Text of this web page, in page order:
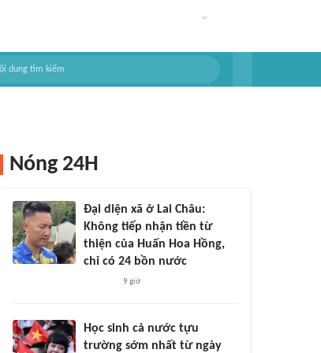
Nóng 24H
Đại diện xã ở Lai Châu:
Không tiếp nhận tiền từ
thiện của Huấn Hoa Hồng,
chỉ có 24 bồn nước
9 giờ
Học sinh cả nước tựu
trường sớm nhất từ ngày